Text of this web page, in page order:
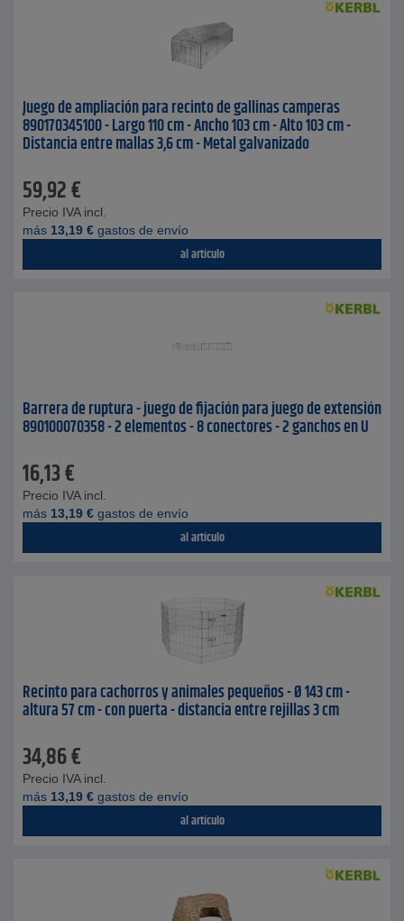
Juego de ampliación para recinto de gallinas camperas
890170345100 - Largo 110 cm - Ancho 103 cm - Alto 103 cm -
Distancia entre mallas 3,6 cm - Metal galvanizado
59,92€
Precio IVA incl.
más 13,19 € gastos de envío
al artículo
Barrera de ruptura - juego de fijación para juego de extensión
890100070358 - 2 elementos - 8 conectores - 2 ganchos en U
16,13€
Precio IVA incl.
más 13,19 € gastos de envío
al artículo
Recinto para cachorros y animales pequeños - Ø 143 cm -
altura 57 cm - con puerta - distancia entre rejillas 3 cm
34,86€
Precio IVA incl.
más 13,19 € gastos de envío
al artículo